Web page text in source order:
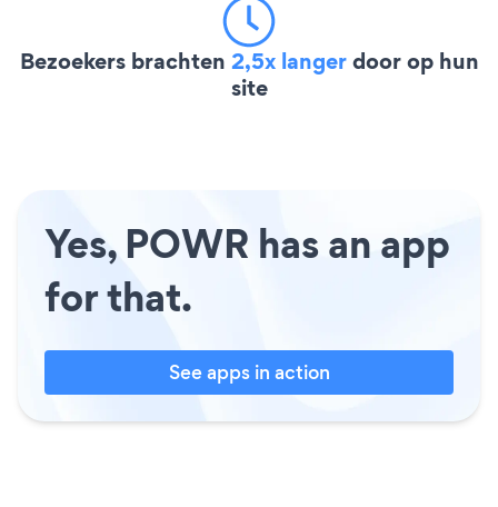
Bezoekers brachten 2,5x langerdoor op hun
site
Yes, POWR has an app
for that.
See apps in action